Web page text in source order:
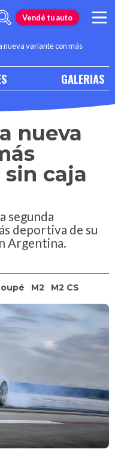
Vendé tu auto
nueva variante con más
GALERIAS
nueva
caja
segunda
deportiva de su
Argentina.
M2 M2 CS